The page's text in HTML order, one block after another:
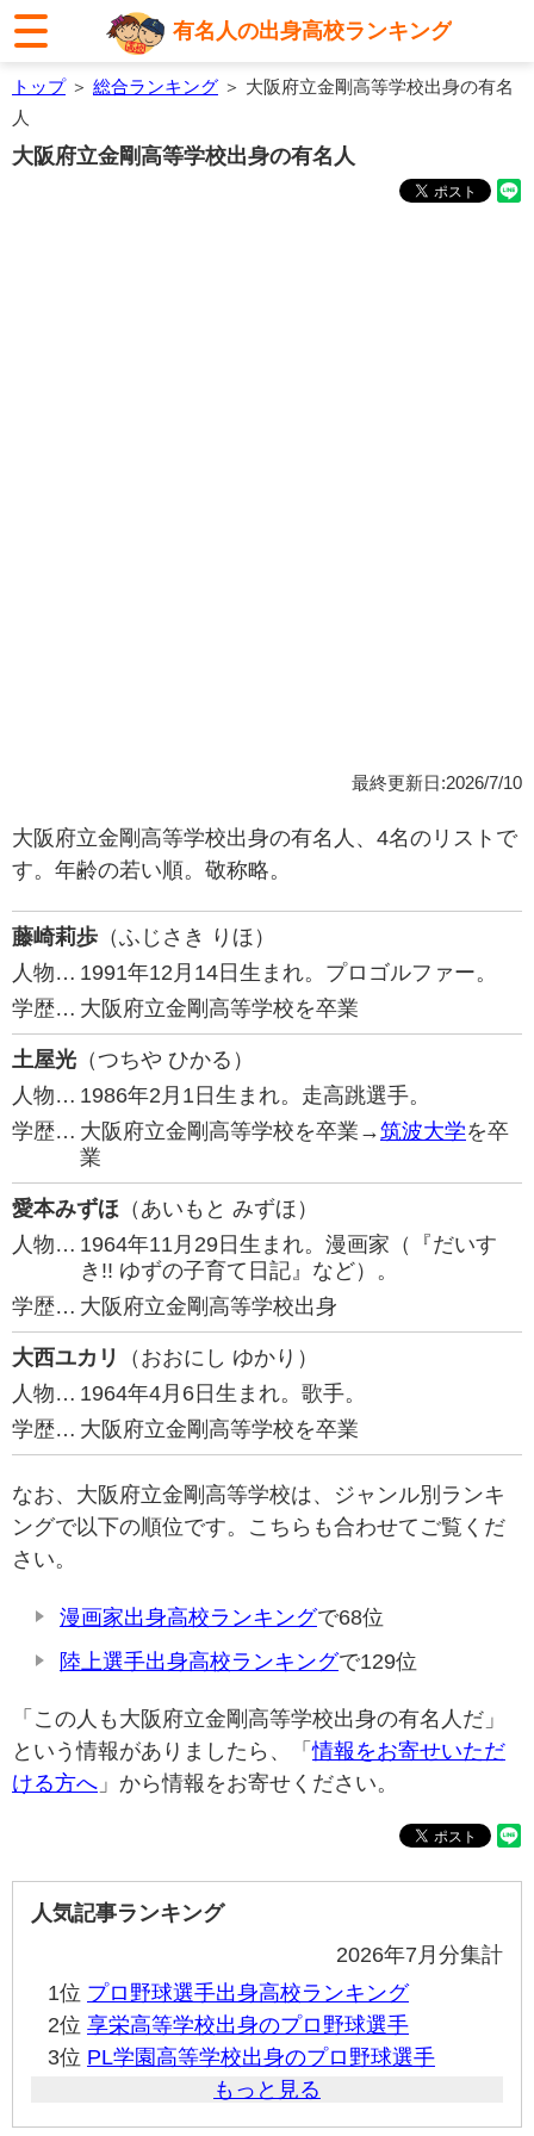
有名人の出身高校ランキング
トップ＞ 総合ランキング ＞ 大阪府立金剛高等学校出身の有名
人
大阪府立金剛高等学校出身の有名人
最終更新日:2026/7/10
大阪府立金剛高等学校出身の有名人、4名のリストで
す。年齢の若い順。敬称略。
藤崎莉歩 （ふじさき りほ）
人物… 1991年12月14日生まれ。プロゴルファー。
学歴… 大阪府立金剛高等学校を卒業
土屋光 （つちや ひかる）
人物… 1986年2月1日生まれ。走高跳選手。
学歴… 大阪府立金剛高等学校を卒業→筑波大学を卒
業
愛本みずほ （あいもと みずほ）
人物… 1964年11月29日生まれ。漫画家（『だいす
き!! ゆずの子育て日記』など）。
学歴… 大阪府立金剛高等学校出身
大西ユカリ
（おおにし ゆかり）
人物… 1964年4月6日生まれ。歌手。
学歴… 大阪府立金剛高等学校を卒業
なお、大阪府立金剛高等学校は、ジャンル別ランキ
ングで以下の順位です。こちらも合わせてご覧くだ
さい。
漫画家出身高校ランキングで68位
陸上選手出身高校ランキングで129位
「この人も大阪府立金剛高等学校出身の有名人だ」
という情報がありましたら、「情報をお寄せいただ
ける方へ 」から情報をお寄せください。
人気記事ランキング
2026年7月分集計
1位 プロ野球選手出身高校ランキング
2位 享栄高等学校出身のプロ野球選手
3位 PL学園高等学校出身のプロ野球選手
もっと見る